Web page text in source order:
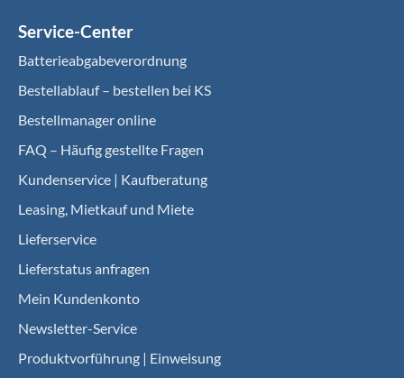
Service-Center
Batterieabgabeverordnung
Bestellablauf – bestellen bei KS
Bestellmanager online
FAQ – Häufig gestellte Fragen
Kundenservice | Kaufberatung
Leasing, Mietkauf und Miete
Lieferservice
Lieferstatus anfragen
Mein Kundenkonto
Newsletter-Service
Produktvorführung | Einweisung